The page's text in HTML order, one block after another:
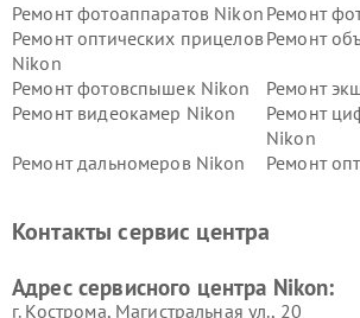
Ремонт фотоаппаратов Nikon Ремонт
Ремонт оптических прицелов
Nikon
Ремонт
Ремонт фотовспышек Nikon
Ремонт
Ремонт видеокамер Nikon
Ремонт
Nikon
Ремонт дальномеров Nikon
Ремонт
Контакты сервис центра
Адрес сервисного центра Nikon:
г. Кострома, Магистральная ул., 20